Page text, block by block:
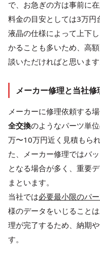
で、お急ぎの方は事前に
料金の目安としては3万円
液晶の仕様によって上下
かることも多いため、高
談いただければと思います
メーカー修理と当社修
メーカーに修理依頼する場
全交換のようなパーツ単
万〜10万円近く見積もら
た、メーカー修理ではバ
となる場合が多く、重要
まといます。
当社では必要最小限のパ
様のデータをいじること
理が完了するため、納期
す。